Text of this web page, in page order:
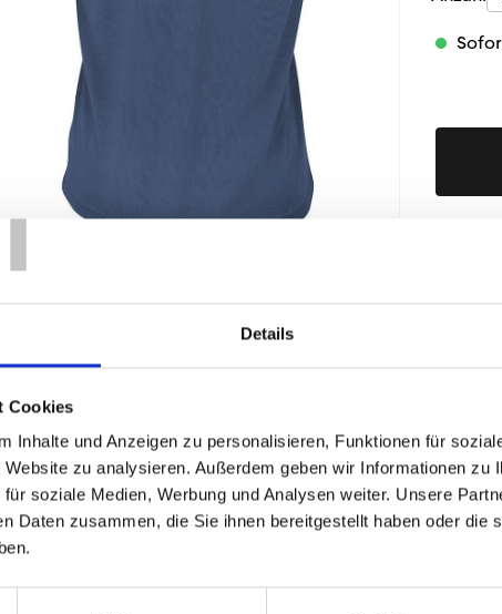
Details
Cookies
Inhalte und Anzeigen zu personalisieren, Funktionen für
zu analysieren. Außerdem geben wir Informationen zu
soziale Medien, Werbung und Analysen weiter. Unsere
Daten zusammen, die Sie ihnen bereitgestellt haben oder die
Unisex
29,95 €